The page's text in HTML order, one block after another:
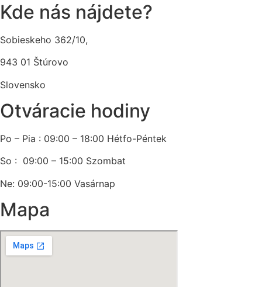
Kde nás nájdete?
Sobieskeho 362/10,
943 01 Štúrovo
Slovensko
Otváracie hodiny
Po – Pia : 09:00 – 18:00 Hétfo-Péntek
So : 09:00 – 15:00 Szombat
Ne: 09:00-15:00 Vasárnap
Mapa